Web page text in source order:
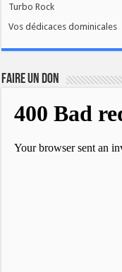
Turbo Rock
Vos dédicaces dominicales
FAIRE UN DON